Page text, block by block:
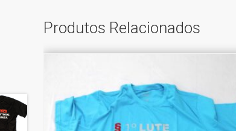
Produtos Relacionados